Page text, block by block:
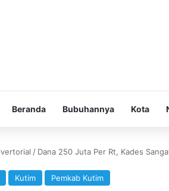
Beranda Bubuhannya Kota
/ Dana 250 Juta Per Rt, Kades
Kutim Pemkab Kutim